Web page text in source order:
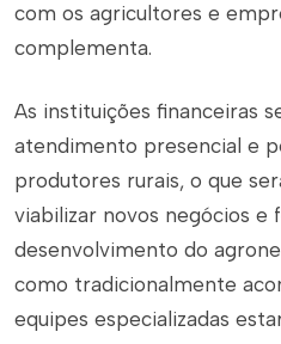
com os agricultores e
complementa.
As instituições financeiras
atendimento presencial e
produtores rurais, o que
viabilizar novos negócios e
desenvolvimento do
como tradicionalmente
equipes especializadas